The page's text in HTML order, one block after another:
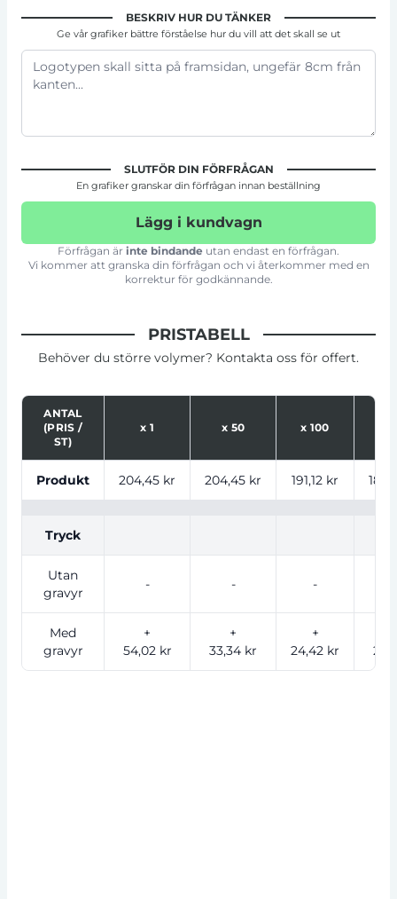
BESKRIV HUR DU TÄNKER
Ge vår grafiker bättre förståelse hur du vill att det skall se ut
SLUTFÖR DIN FÖRFRÅGAN
En grafiker granskar din förfrågan innan beställning
Lägg i kundvagn
Förfrågan är inte bindande utan endast en förfrågan.
Vi kommer att granska din förfrågan och vi återkommer med en
korrektur för godkännande.
PRISTABELL
Behöver du större volymer? Kontakta oss för offert.
ANTAL
(PRIS /
ST)
x 1 x 50 x 100
Produkt 204,45 kr 204,45 kr 191,12 kr
Tryck
Utan
gravyr
- - -
Med
gravyr
+
54,02 kr
+
33,34 kr
+
24,42 kr